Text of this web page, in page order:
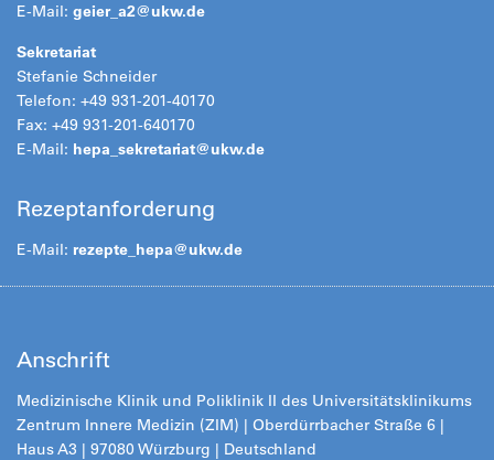
E-Mail: geier_a2@ukw.de
Sekretariat
Stefanie Schneider
Telefon: +49 931-201-40170
Fax: +49 931-201-640170
E-Mail: hepa_sekretariat@ukw.de
Rezeptanforderung
E-Mail: rezepte_hepa@ukw.de
Anschrift
Medizinische Klinik und Poliklinik II des Universitätsklinikums
Zentrum Innere Medizin (ZIM) | Oberdürrbacher Straße 6 |
Haus A3 | 97080 Würzburg | Deutschland